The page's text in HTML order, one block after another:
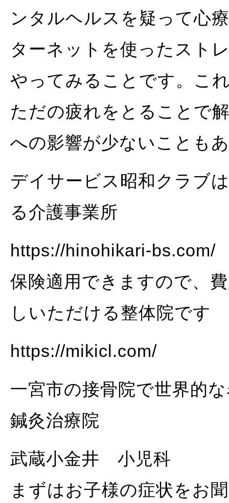
ンタルヘルスを疑って心
ターネットを使ったスト
やってみることです。こ
ただの疲れをとることで
への影響が少ないことも
デイサービス昭和クラブ
る介護事業所
https://hinohikari-bs.com/
保険適用できますので、
しいただける整体院です
https://mikicl.com/
一宮市の接骨院で世界的
鍼灸治療院
武蔵小金井 小児科
まずはお子様の症状をお